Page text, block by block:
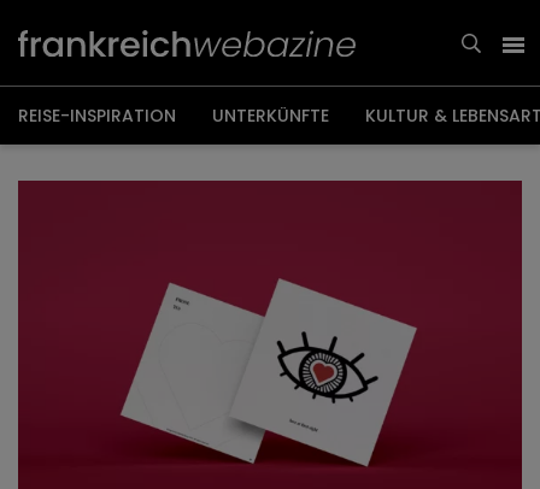
Inhalt
REISE-INSPIRATION UNTERKÜNFTE KULTUR &